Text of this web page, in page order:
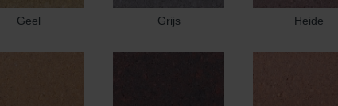
Geel Grijs Heide